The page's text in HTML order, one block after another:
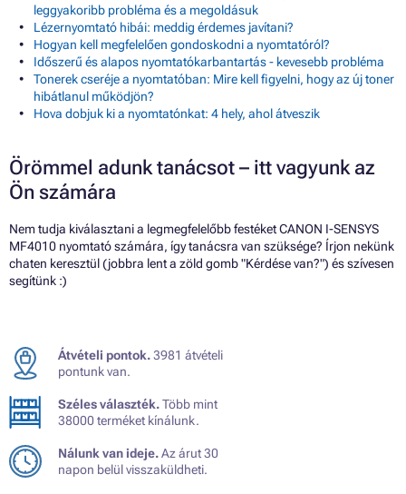
leggyakoribb probléma és a megoldásuk
Lézernyomtató hibái: meddig érdemes javítani?
Hogyan kell megfelelően gondoskodni a nyomtatóról?
Időszerű és alapos nyomtatókarbantartás - kevesebb probléma
Tonerek cseréje a nyomtatóban: Mire kell figyelni, hogy az új toner
hibátlanul működjön?
Hova dobjuk ki a nyomtatónkat: 4 hely, ahol átveszik
Örömmel adunk tanácsot – itt vagyunk az
Ön számára
Nem tudja kiválasztani a legmegfelelőbb festéket CANON I-SENSYS
MF4010 nyomtató számára, így tanácsra van szüksége? Írjon nekünk
chaten keresztül (jobbra lent a zöld gomb "Kérdése van?") és szívesen
segítünk :)
Átvételi pontok.3981 átvételi
pontunk van.
Széles választék.Több mint
38000 terméket kínálunk.
Nálunk van ideje.Az árut 30
napon belül visszaküldheti.